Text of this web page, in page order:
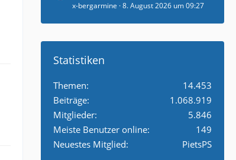
x-bergarmine 8. August 2026 um 09:27
Statistiken
Themen
14.453
Beiträge
1.068.919
Mitglieder
5.846
Meiste Benutzer online
149
Neuestes Mitglied
PietsPS